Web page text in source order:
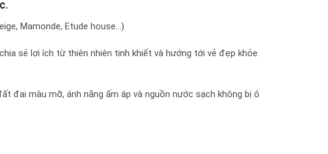
Mamonde, Etude house…)
sẻ lợi ích từ thiên nhiên tinh khiết và hướng tới vẻ đẹp khỏe
đai màu mỡ, ánh nắng ấm áp và nguồn nước sạch không bị ô